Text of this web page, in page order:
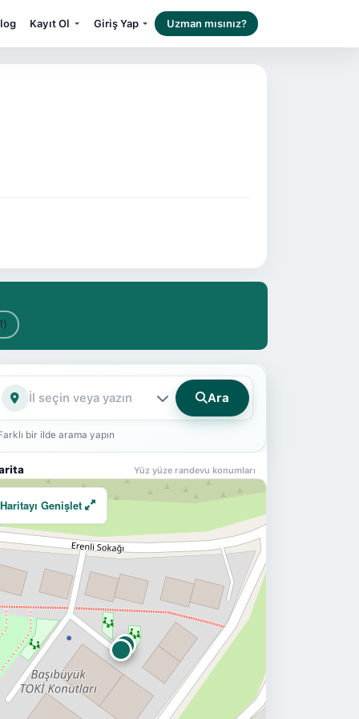
Kayıt Ol Giriş Yap Uzman mısınız?
İl
Ara
bir ilde arama yapın
Yüz yüze randevu konumları
Haritayı Genişlet